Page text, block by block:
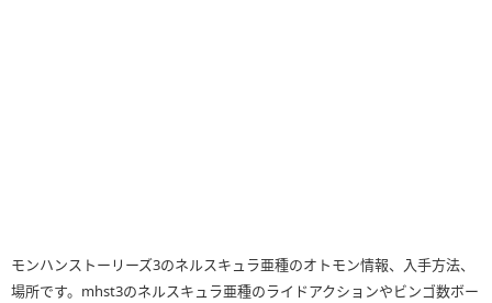
モンハンストーリーズ3のネルスキュラ亜種のオトモン情報、入手方法、
場所です。mhst3のネルスキュラ亜種のライドアクションやビンゴ数ボー